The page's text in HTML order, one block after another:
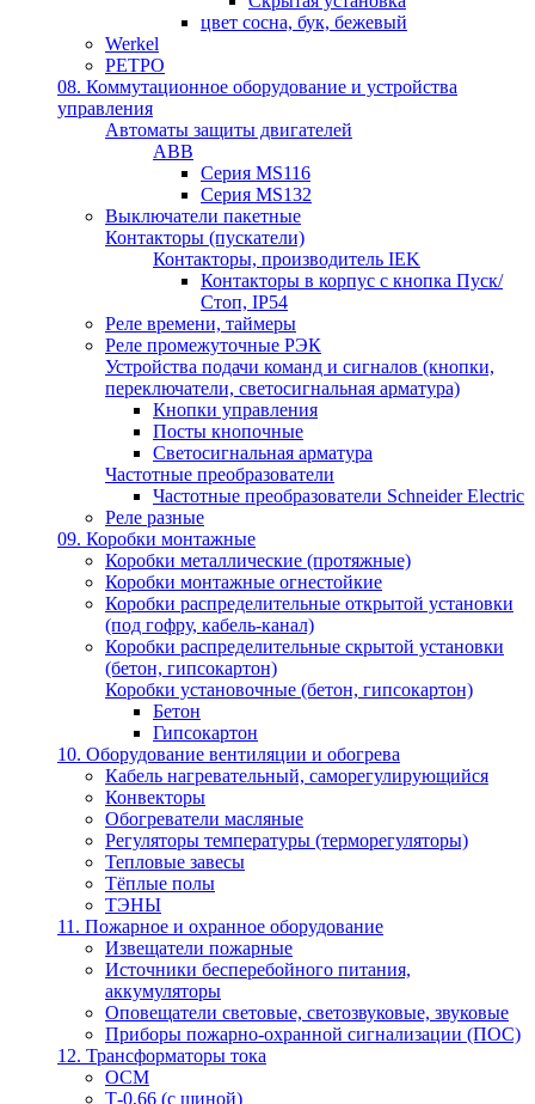
цвет сосна, бук, бежевый
Werkel
РЕТРО
08. Коммутационное оборудование и устройства
управления
Автоматы защиты двигателей
ABB
Серия MS116
Серия MS132
Выключатели пакетные
Контакторы (пускатели)
Контакторы, производитель IEK
Контакторы в корпус с кнопка Пуск/
Стоп, IP54
Реле времени, таймеры
Реле промежуточные РЭК
Устройства подачи команд и сигналов (кнопки,
переключатели, светосигнальная арматура)
Кнопки управления
Посты кнопочные
Светосигнальная арматура
Частотные преобразователи
Частотные преобразователи Schneider Electric
Реле разные
09. Коробки монтажные
Коробки металлические (протяжные)
Коробки монтажные огнестойкие
Коробки распределительные открытой установки
(под гофру, кабель-канал)
Коробки распределительные скрытой установки
(бетон, гипсокартон)
Коробки установочные (бетон, гипсокартон)
Бетон
Гипсокартон
10. Оборудование вентиляции и обогрева
Кабель нагревательный, саморегулирующийся
Конвекторы
Обогреватели масляные
Регуляторы температуры (терморегуляторы)
Тепловые завесы
Тёплые полы
ТЭНЫ
11. Пожарное и охранное оборудование
Извещатели пожарные
Источники бесперебойного питания,
аккумуляторы
Оповещатели световые, светозвуковые, звуковые
Приборы пожарно-охранной сигнализации (ПОС)
12. Трансформаторы тока
ОСМ
Т-0,66 (с шиной)